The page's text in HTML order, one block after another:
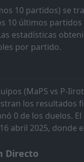
10 partidos) se
10 últimos
estadísticas
por partido.
(MaPS vs P-
los resultados
0 de los duelos.
abril 2025, donde
Directo